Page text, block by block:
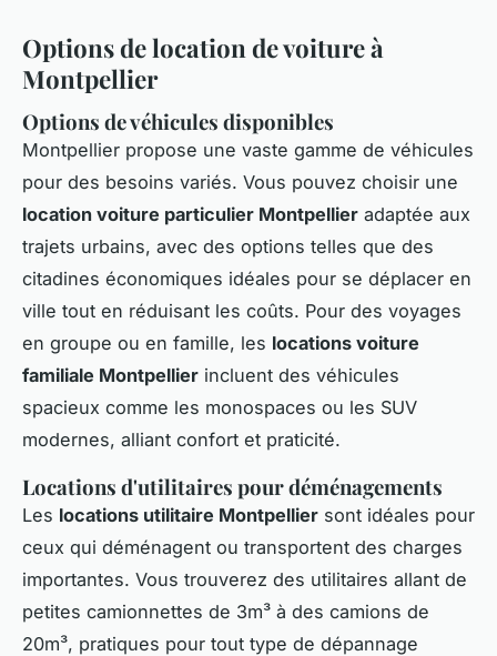
Options de location de voiture à
Montpellier
Options de véhicules disponibles
Montpellier propose une vaste gamme de véhicules
pour des besoins variés. Vous pouvez choisir une
location voiture particulier Montpellier adaptée aux
trajets urbains, avec des options telles que des
citadines économiques idéales pour se déplacer en
ville tout en réduisant les coûts. Pour des voyages
en groupe ou en famille, les locations voiture
familiale Montpellier incluent des véhicules
spacieux comme les monospaces ou les SUV
modernes, alliant confort et praticité.
Locations d'utilitaires pour déménagements
Les locations utilitaire Montpellier sont idéales pour
ceux qui déménagent ou transportent des charges
importantes. Vous trouverez des utilitaires allant de
petites camionnettes de 3m³ à des camions de
20m³, pratiques pour tout type de dépannage